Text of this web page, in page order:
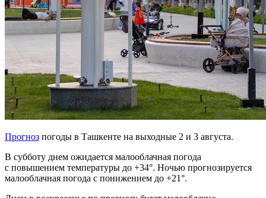
Прогноз погоды в Ташкенте на выходные 2 и 3 августа.
В субботу днем ожидается малооблачная погода
с повышением температуры до +34°. Ночью прогнозируется
малооблачная погода с понижением до +21°.